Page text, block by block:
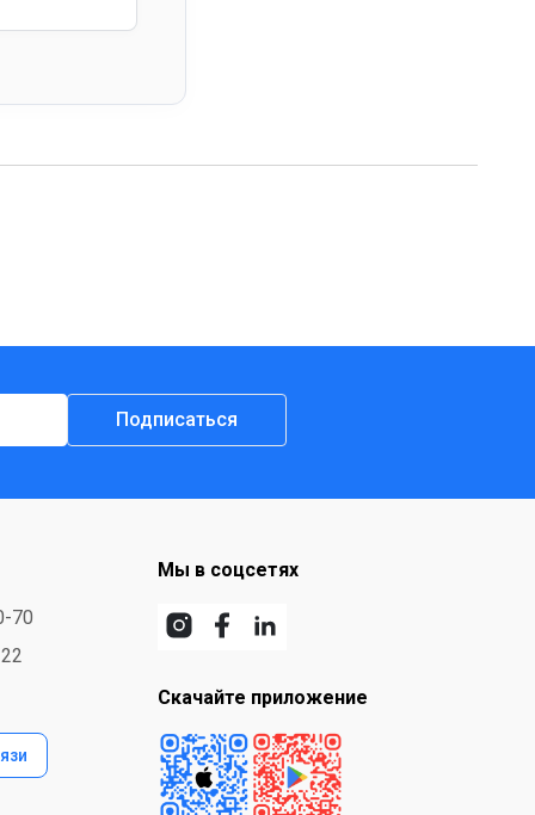
Подписаться
70
Мы в соцсетях
Скачайте приложение